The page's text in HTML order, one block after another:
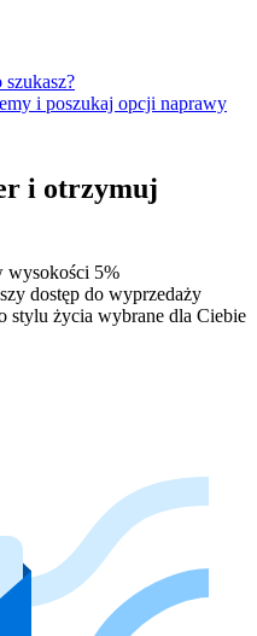
szukasz?
i poszukaj opcji naprawy
i otrzymuj
wysokości 5%
dostęp do wyprzedaży
stylu życia wybrane dla Ciebie